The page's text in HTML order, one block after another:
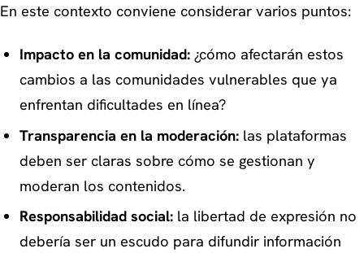
En este contexto conviene considerar varios puntos:
Impacto en la comunidad:¿cómo afectarán estos
cambios a las comunidades vulnerables que ya
enfrentan dificultades en línea?
Transparencia en la moderación:las plataformas
deben ser claras sobre cómo se gestionan y
moderan los contenidos.
Responsabilidad social:la libertad de expresión no
debería ser un escudo para difundir información